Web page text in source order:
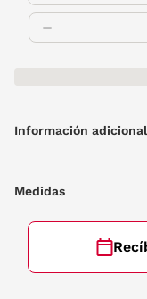
Información adicional
Medidas